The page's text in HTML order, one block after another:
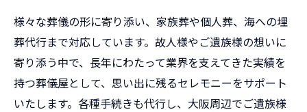
様々な葬儀の形に寄り添い、家族葬や個人葬、海への埋
葬代行まで対応しています。故人様やご遺族様の想いに
寄り添う中で、長年にわたって業界を支えてきた実績を
持つ葬儀屋として、思い出に残るセレモニーをサポート
いたします。各種手続きも代行し、大阪周辺でご遺族様